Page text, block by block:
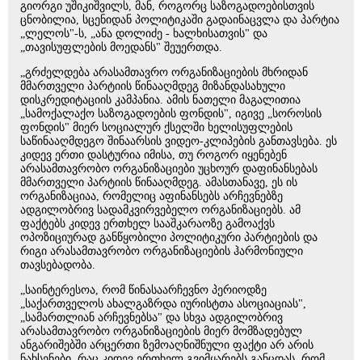
გიორგი უშიკიშვილს, მან, როგორც საზოგადოებისთვის
ცნობილია, სცენიდან პოლიტიკაში გადაინაცვლა და პარტია
„ლელოს"-ს, „ანა დოლიძე - ხალხისათვის" და
„თავისუფლების მოედანს" შეუერთდა.
„გრძელდება არასამთავრო ორგანიზაციების მხრიდან
მმართველი პარტიის წინააღმდეგ მიზანდასახული
დისკრედიტაციის კამპანია. ამის ნათელი მაგალითია
„სამოქალაქო საზოგადოების ფონდის", იგივე „სოროსის
ფონდის" მიერ სოციალურ ქსელში ხელისუფლების
საწინააღმდეგო შინაარსის ვიდეო-კლიპების განთავსება. ეს
კიდევ ერთი დასტურია იმისა, თუ როგორ იყენებენ
არასამთავრობო ორგანიზაციები უცხოურ დაფინანსებას
მმართველი პარტიის წინააღმდეგ. ამასთანავე, ეს ის
ორგანიზაციაა, რომელიც აფინანსებს არჩევნებზე
ადგილობრივ სადამკვირვებელო ორგანიზაციებს. ამ
ფაქტებს კიდევ ერთხელ სააშკარაოზე გამოაქვს
ოპოზიციურად განწყობილი პოლიტიკური პარტიების და
რიგი არასამთავრობო ორგანიზაციების ჰარმონიული
თავსებადობა.
„საინტერესოა, რომ წინასაარჩევნო პერიოდზე
„საქართველოს ახალგაზრდა იურისტთა ასოციაციას",
„სამართლიან არჩევნებსა" და სხვა ადგილობრივ
არასამთავრობო ორგანიზაციების მიერ მომზადებულ
ანგარიშებში არცერთი ზემოაღნიშნული ფაქტი არ არის